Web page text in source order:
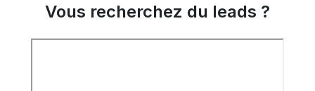
Vous recherchez du leads ?